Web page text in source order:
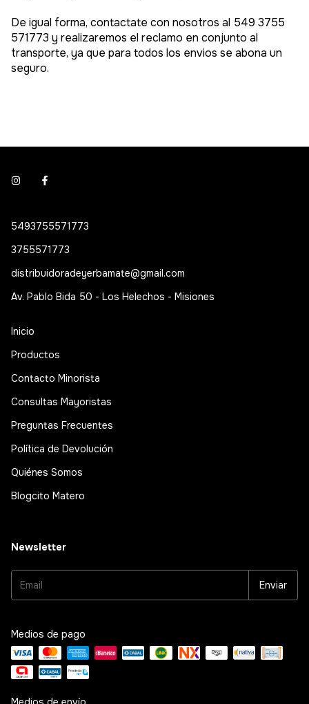
De igual forma, contactate con nosotros al 549 3755
571773 y realizaremos el reclamo en conjunto al
transporte, ya que para todos los envios se abona un
seguro.
5493755571773
3755571773
distribuidoradeyerbamate@gmail.com
Av. Pablo Bida 50 - Los Helechos - Misiones
Inicio
Productos
Contacto Minorista
Consultas Mayoristas
Preguntas Frecuentes
Política de Devolución
Quiénes Somos
Blogcito Matero
Newsletter
Medios de pago